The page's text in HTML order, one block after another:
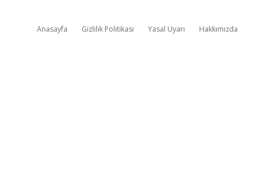
Anasayfa Gizlilik Politikası Yasal Uyarı Hakkımızda